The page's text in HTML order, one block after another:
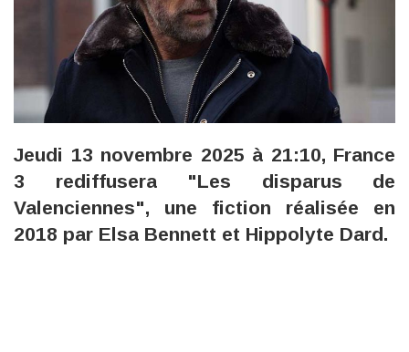
Jeudi 13 novembre 2025 à 21:10, France
3 rediffusera "Les disparus de
Valenciennes", une fiction réalisée en
2018 par Elsa Bennett et Hippolyte Dard.